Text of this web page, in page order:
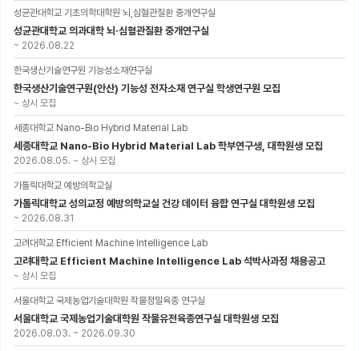
성균관대학교 기초의학대학원 뇌,심혈관질환 중개연구실
성균관대학교 의과대학 뇌·심혈관질환 중개연구실
~ 2026.08.22
한국생산기술연구원 기능성소재연구실
한국생산기술연구원(안산) 기능성 전자소재 연구실 학생연구원 모집
~ 상시 모집
세종대학교 Nano-Bio Hybrid Material Lab
세종대학교 Nano-Bio Hybrid Material Lab 학부연구생, 대학원생 모집
2026.08.05. ~ 상시 모집
가톨릭대학교 예방의학교실
가톨릭대학교 성의교정 예방의학교실 건강 데이터 융합 연구실 대학원생 모집
~ 2026.08.31
고려대학교 Efficient Machine Intelligence Lab
고려대학교 Efficient Machine Intelligence Lab 석박사과정 채용공고
~ 상시 모집
서울대학교 국제농업기술대학원 작물정밀육종 연구실
서울대학교 국제농업기술대학원 작물유전육종연구실 대학원생 모집
2026.08.03. ~ 2026.09.30